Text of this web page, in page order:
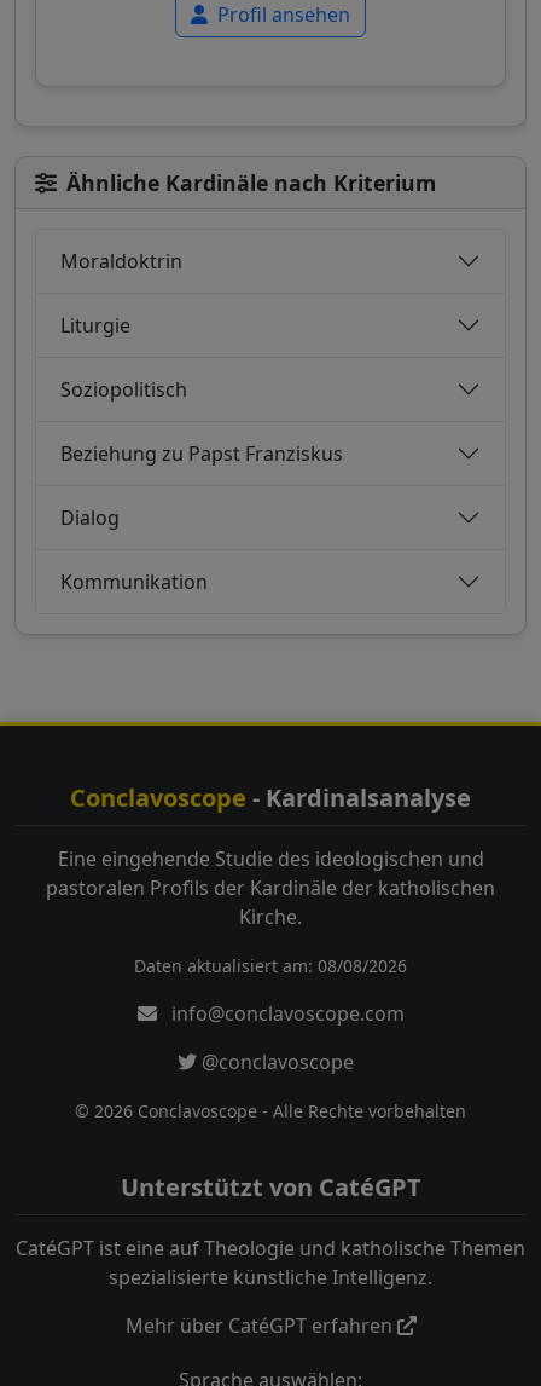
Profil ansehen
Ähnliche Kardinäle nach Kriterium
Moraldoktrin
Liturgie
Soziopolitisch
Beziehung zu Papst Franziskus
Dialog
Kommunikation
Conclavoscope - Kardinalsanalyse
Eine eingehende Studie des ideologischen und
pastoralen Profils der Kardinäle der katholischen
Kirche.
Daten aktualisiert am: 08/08/2026
info@conclavoscope.com
@conclavoscope
© 2026 Conclavoscope - Alle Rechte vorbehalten
Unterstützt von CatéGPT
CatéGPT ist eine auf Theologie und katholische Themen
spezialisierte künstliche Intelligenz.
Mehr über CatéGPT erfahren
Sprache auswählen: